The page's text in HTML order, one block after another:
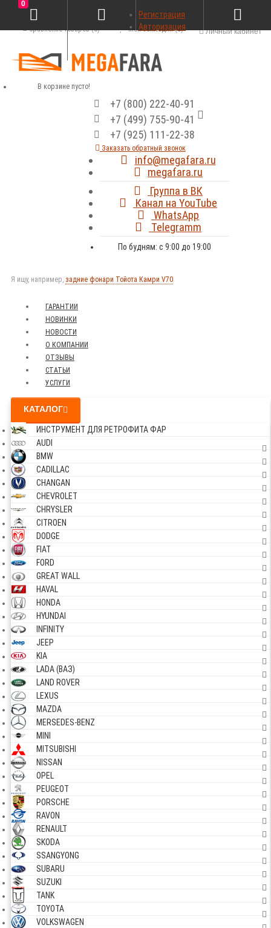
Личный кабинет
Мои закладки (0)
Сравнение товаров (0)
+7 (800) 222-40-91
+7 (499) 755-90-41
+7 (925) 111-22-38
Заказать обратный звонок
info@megafara.ru
megafara.ru
Группа в ВК
Канал на YouTube
WhatsApp
Telegramm
По будням: с 9:00 до 19:00
Я ищу, например, задние фонари Тойота Камри V70
Регистрация
Авторизация
0
В корзине пусто!
ГАРАНТИИ
НОВИНКИ
НОВОСТИ
О КОМПАНИИ
ОТЗЫВЫ
СТАТЬИ
УСЛУГИ
КАТАЛОГ
ИНСТРУМЕНТ ДЛЯ РЕТРОФИТА ФАР
AUDI
BMW
CADILLAC
CHANGAN
CHEVROLET
CHRYSLER
CITROEN
DODGE
FIAT
FORD
GREAT WALL
HAVAL
HONDA
HYUNDAI
INFINITY
JEEP
KIA
LADA (ВАЗ)
LAND ROVER
LEXUS
MAZDA
MERSEDES-BENZ
MINI
MITSUBISHI
NISSAN
OPEL
PEUGEOT
PORSCHE
RAVON
RENAULT
SKODA
SSANGYONG
SUBARU
SUZUKI
TANK
TOYOTA
VOLKSWAGEN